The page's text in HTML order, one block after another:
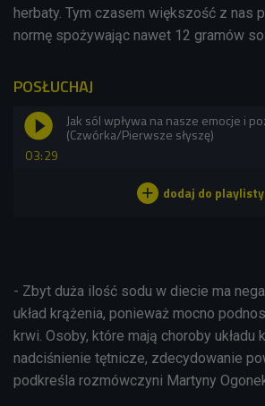
herbaty. Tym czasem większość z nas
normę spożywając nawet 12 gramów
POSŁUCHAJ
03:29
Jak sól wpływa na nasze emocje i
(Czwórka/Pierwsze słyszę)
- Zbyt duża ilość sodu w diecie ma
układ krążenia, ponieważ mocno
krwi. Osoby, które mają choroby układu
nadciśnienie tętnicze, zdecydowanie
podkreśla rozmówczyni Martyny